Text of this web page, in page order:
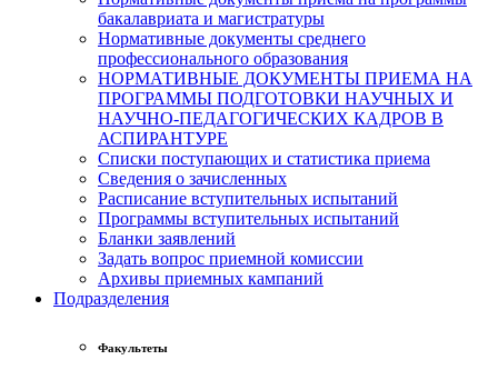
бакалавриата и магистратуры
Нормативные документы среднего
профессионального образования
НОРМАТИВНЫЕ ДОКУМЕНТЫ ПРИЕМА НА
ПРОГРАММЫ ПОДГОТОВКИ НАУЧНЫХ И
НАУЧНО-ПЕДАГОГИЧЕСКИХ КАДРОВ В
АСПИРАНТУРЕ
Списки поступающих и статистика приема
Сведения о зачисленных
Расписание вступительных испытаний
Программы вступительных испытаний
Бланки заявлений
Задать вопрос приемной комиссии
Архивы приемных кампаний
Подразделения
Факультеты